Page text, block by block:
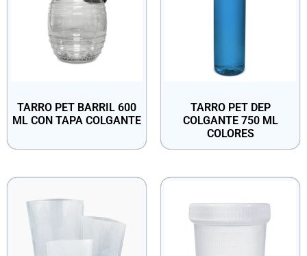
TARRO PET BARRIL 600
ML CON TAPA COLGANTE
TARRO PET DEP
COLGANTE 750 ML
COLORES